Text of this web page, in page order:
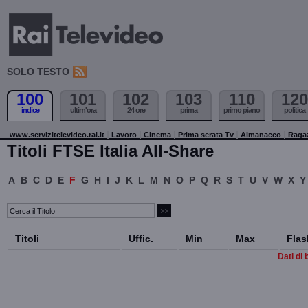
SOLO TESTO
100
indice
101
ultim'ora
102
24 ore
103
prima
110
primo piano
120
politica
www.servizitelevideo.rai.it Lavoro Cinema Prima serata Tv Almanacco
Titoli FTSE Italia All-Share
A B C D E F G H I J K L M N O P Q R S T U V W X Y
Titoli Uffic. Min Max
Dati di